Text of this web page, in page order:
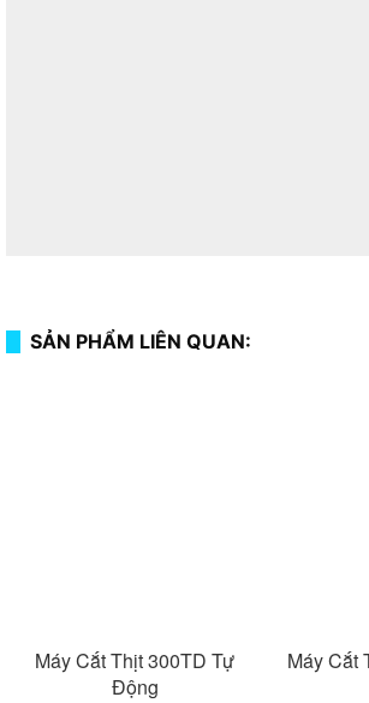
SẢN PHẨM LIÊN QUAN:
Máy Cắt Thịt 300TD Tự
Động
Máy Cắt